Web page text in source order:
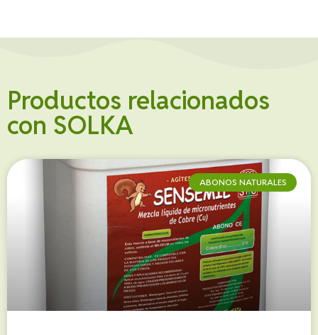
Productos relacionados
con SOLKA
ABONOS NATURALES